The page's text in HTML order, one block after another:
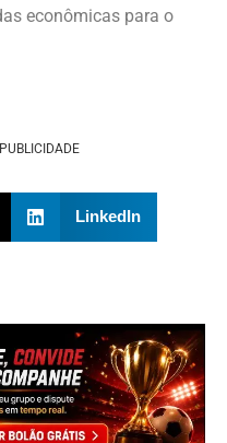
econômicas para o
LinkedIn